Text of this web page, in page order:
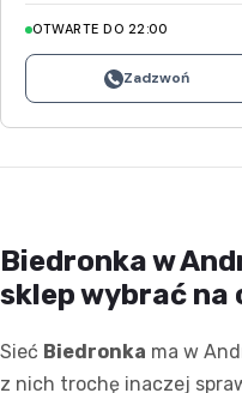
OTWARTE DO 22:00
Zadzwoń
Biedronka w
sklep wybrać na
Sieć Biedronka ma w
z nich trochę inaczej